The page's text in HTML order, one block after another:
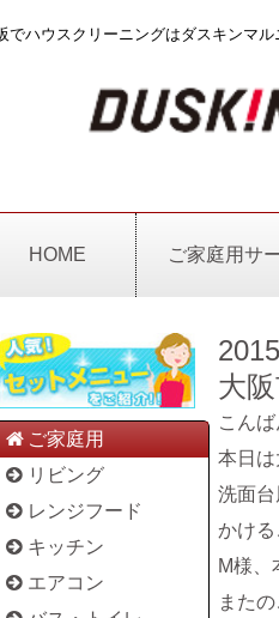
でハウスクリーニングはダスキンマル
HOME ご家庭用サ
ご家庭用
リビング
レンジフード
キッチン
エアコン
大
こんば
本日は
洗面
かける
M様、
また